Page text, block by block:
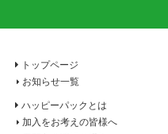
トップページ
お知らせ一覧
ハッピーパックとは
加入をお考えの皆様へ